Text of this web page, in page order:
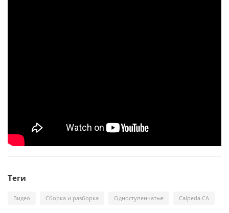
Теги
Видео Сборка и разборка Одноступенчатые Calpeda CA